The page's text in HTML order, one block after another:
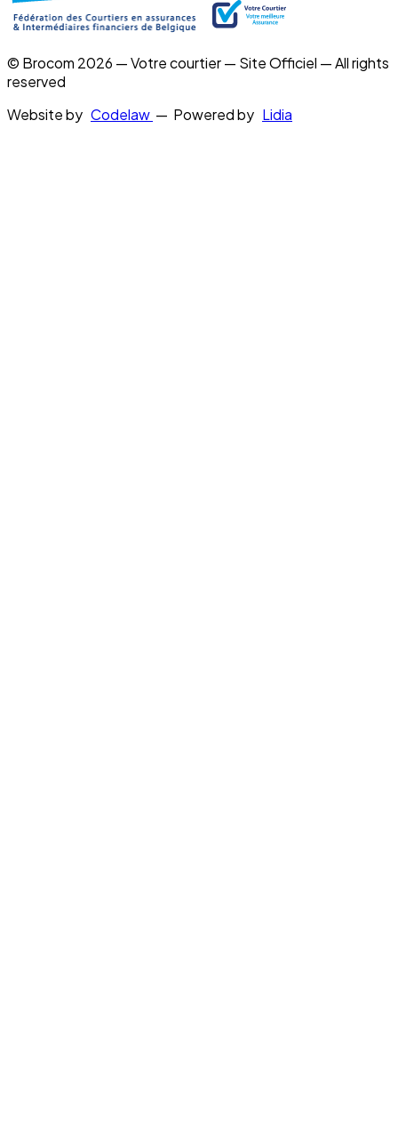
© Brocom 2026 — Votre courtier — Site Officiel — All rights
reserved
Website by Codelaw — Powered by Lidia